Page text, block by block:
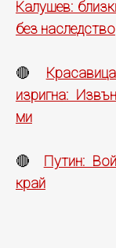
Калушев:
без наследство
🔴
изригна:
ми
🔴 Путин:
край